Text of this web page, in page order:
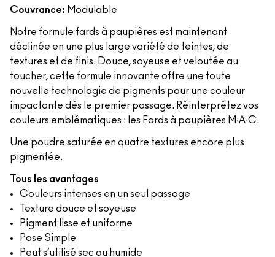
Couvrance: Modulable
Notre formule fards à paupières est maintenant
déclinée en une plus large variété de teintes, de
textures et de finis. Douce, soyeuse et veloutée au
toucher, cette formule innovante offre une toute
nouvelle technologie de pigments pour une couleur
impactante dès le premier passage. Réinterprétez vos
couleurs emblématiques : les Fards à paupières M∙A∙C.
Une poudre saturée en quatre textures encore plus
pigmentée.
Tous les avantages
Couleurs intenses en un seul passage
Texture douce et soyeuse
Pigment lisse et uniforme
Pose Simple
Peut s’utilisé sec ou humide